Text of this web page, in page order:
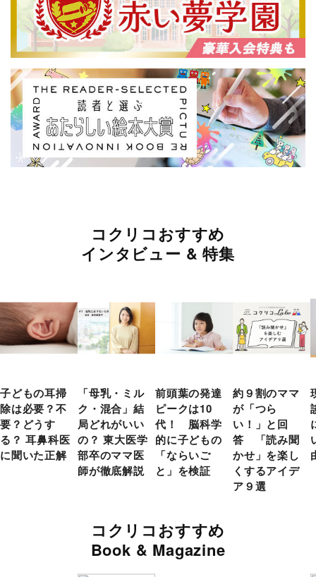
コクリコおすすめ
インタビュー & 特集
子どもの耳掃
除は必要？不
要？どうす
る？ 耳鼻科医
に聞いた正解
「母乳・ミル
ク・混合」結
局どれがいい
の？ 東大医学
部卒のママ医
師が徹底解説
前頭葉の発達
ピークは10
代！ 脳科学
的に子どもの
「ならいご
と」を検証
約９割のママ
が「つら
い！」と回
答 「読み聞
かせ」を楽し
くするアイデ
ア９選
コクリコおすすめ
Book & Magazine